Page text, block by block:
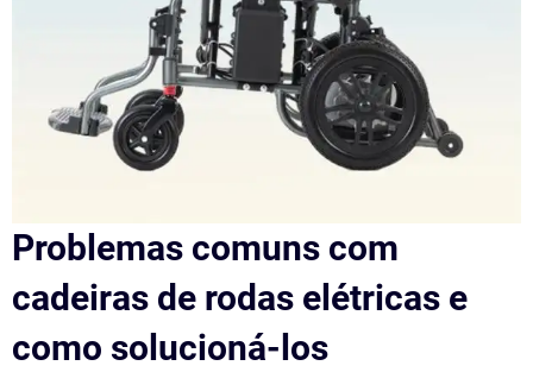
Problemas comuns com
cadeiras de rodas elétricas e
como solucioná-los